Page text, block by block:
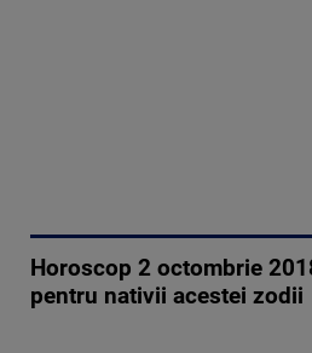
Horoscop 2 octombrie
pentru nativii acestei zodii